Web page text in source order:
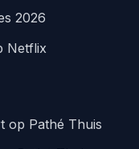
2026
Netflix
op Pathé Thuis